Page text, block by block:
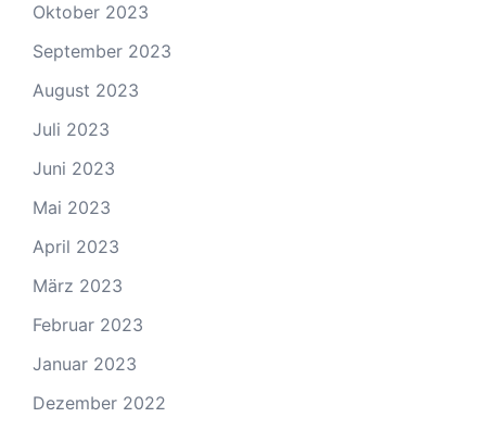
Oktober 2023
September 2023
August 2023
Juli 2023
Juni 2023
Mai 2023
April 2023
März 2023
Februar 2023
Januar 2023
Dezember 2022